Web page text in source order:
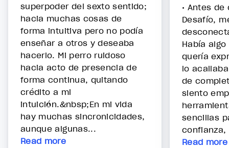
superpoder del sexto sentido;
hacia muchas cosas de
forma intuitiva pero no podía
enseñar a otros y deseaba
hacerlo. Mi perro ruidoso
hacia acto de presencia de
forma continua, quitando
crédito a mi
intuición.&nbsp;En mi vida
hay muchas sincronicidades,
aunque algunas...
Read more
• Antes
Desafío,
Había
quería
lo
de
siento
sencillas
confianza,
Read more